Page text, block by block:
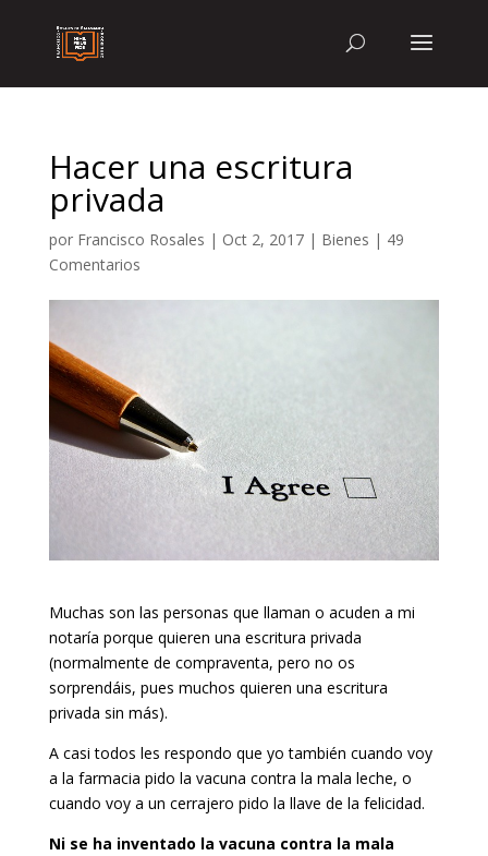
Hacer una escritura
privada
por Francisco Rosales | Oct 2, 2017| Bienes | 49
Comentarios
Muchas son las personas que llaman o acuden a mi
notaría porque quieren una escritura privada
(normalmente de compraventa, pero no os
sorprendáis, pues muchos quieren una escritura
privada sin más).
A casi todos les respondo que yo también cuando voy
a la farmacia pido la vacuna contra la mala leche, o
cuando voy a un cerrajero pido la llave de la felicidad.
Ni se ha inventado la vacuna contra la mala